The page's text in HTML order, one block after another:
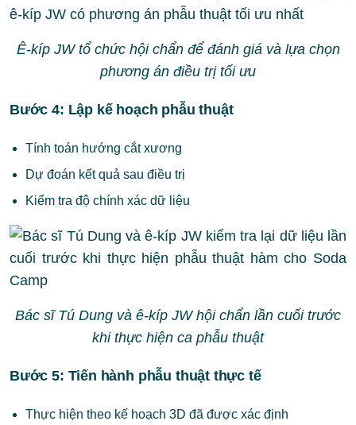
Ê-kíp JW tổ chức hội chẩn để đánh giá và lựa chọn
phương án điều trị tối ưu
Bước 4: Lập kế hoạch phẫu thuật
Tính toán hướng cắt xương
Dự đoán kết quả sau điều trị
Kiểm tra độ chính xác dữ liệu
Bác sĩ Tú Dung và ê-kíp JW hội chẩn lần cuối trước
khi thực hiện ca phẫu thuật
Bước 5: Tiến hành phẫu thuật thực tế
Thực hiện theo kế hoạch 3D đã được xác định